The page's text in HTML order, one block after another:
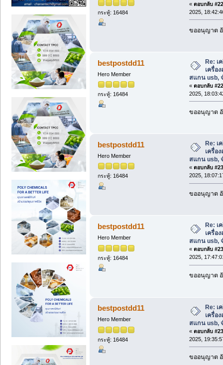
กระทู้: 16484
« ตอบกลับ
2025,
ขออนุญาต
bestpostdd11
Hero Member
กระทู้: 16484
Re: เ
เครื่อ
สแกน usb,
« ตอบกลับ
2025,
ขออนุญาต
bestpostdd11
Hero Member
กระทู้: 16484
Re: เ
เครื่อ
สแกน usb,
« ตอบกลับ
2025,
ขออนุญาต
bestpostdd11
Hero Member
กระทู้: 16484
Re: เ
เครื่อ
สแกน usb,
« ตอบกลับ
2025,
ขออนุญาต
bestpostdd11
Hero Member
กระทู้: 16484
Re: เ
เครื่อ
สแกน usb,
« ตอบกลับ
2025,
ขออนุญาต